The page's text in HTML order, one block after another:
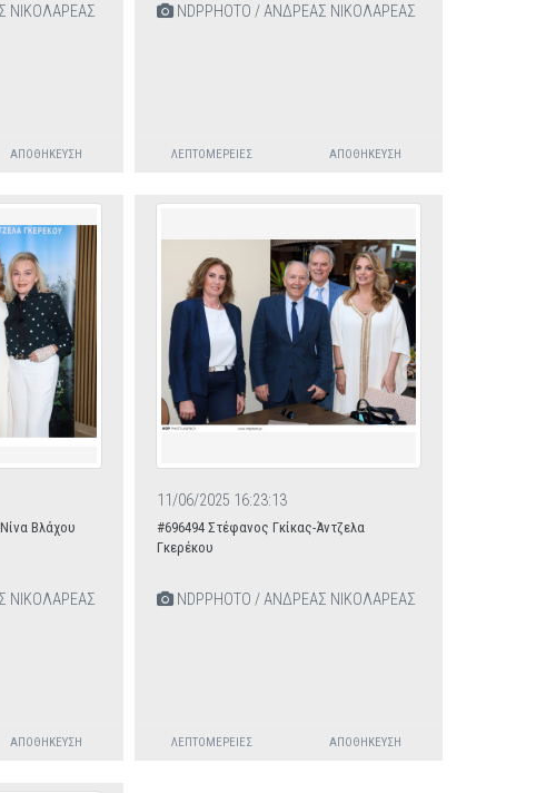
ΝΙΚΟΛΑΡΕΑΣ
ΑΠΟΘΉΚΕΥΣΗ
NDPPHOTO / ΑΝΔΡΕΑΣ ΝΙΚΟΛΑΡΕΑΣ
ΛΕΠΤΟΜΈΡΕΙΕΣ ΑΠΟΘΉΚΕΥΣΗ
Βλάχου
ΝΙΚΟΛΑΡΕΑΣ
ΑΠΟΘΉΚΕΥΣΗ
11/06/2025 16:23:13
#696494 Στέφανος Γκίκας-Άντζελα
Γκερέκου
NDPPHOTO / ΑΝΔΡΕΑΣ ΝΙΚΟΛΑΡΕΑΣ
ΛΕΠΤΟΜΈΡΕΙΕΣ ΑΠΟΘΉΚΕΥΣΗ